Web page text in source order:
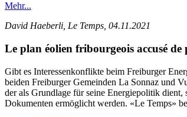
Mehr...
David Haeberli, Le Temps, 04.11.2021
Le plan éolien fribourgeois accusé
Gibt es Interessenkonflikte beim Freiburger
beiden Freiburger Gemeinden La Sonnaz und
der als Grundlage für seine Energiepolitik
Dokumenten ermöglicht werden. «Le Temps»